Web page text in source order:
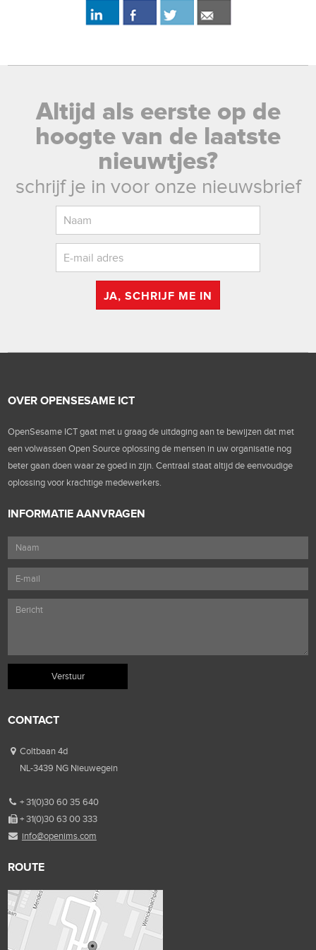
Altijd als eerste op de
hoogte van de laatste
nieuwtjes?
schrijf je in voor onze nieuwsbrief
JA, SCHRIJF ME IN
OVER OPENSESAME ICT
OpenSesame ICT gaat met u graag de uitdaging aan te bewijzen dat met
een volwassen Open Source oplossing de mensen in uw organisatie nog
beter gaan doen waar ze goed in zijn. Centraal staat altijd de eenvoudige
oplossing voor krachtige medewerkers.
INFORMATIE AANVRAGEN
CONTACT
Coltbaan 4d
NL-3439 NG Nieuwegein
+ 31(0)30 60 35 640
+ 31(0)30 63 00 333
info@openims.com
ROUTE